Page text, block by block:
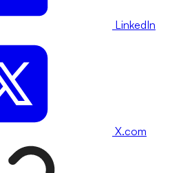
LinkedIn
X.com